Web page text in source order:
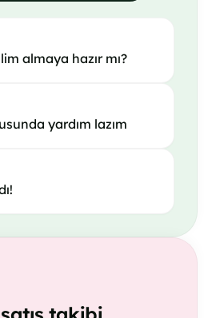
almaya hazır mı?
yardım lazım